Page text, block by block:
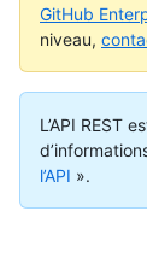
GitHub
niveau,
L’API REST
l’API ».